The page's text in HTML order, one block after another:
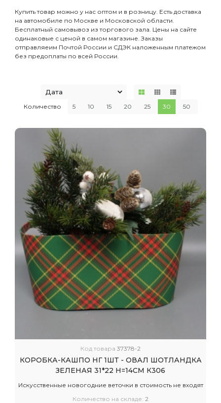
Купить товар можно у нас оптом и в розницу. Есть доставка
на автомобиле по Москве и Московской области.
Бесплатный самовывоз из торгового зала. Цены на сайте
одинаковые с ценой в самом магазине. Заказы
отправляеим Почтой России и СДЭК наложенным платежом
без предоплаты по всей России.
Количество 5 10 15 20 25 30 50
Код товара 37378-2
КОРОБКА-КАШПО НГ 1ШТ - ОВАЛ ШОТЛАНДКА
ЗЕЛЕНАЯ 31*22 H=14СМ К306
Искусственные новогодние веточки в стоимость не входят
Количество на складе: 2